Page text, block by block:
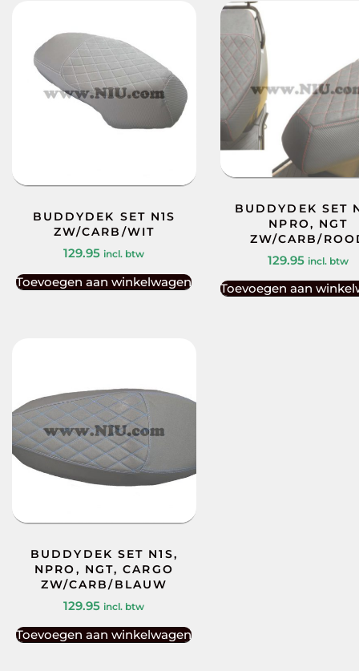
BUDDYDEK SET N1S
ZW/CARB/WIT
129.95 incl. btw
Toevoegen aan winkelwagen
BUDDYDEK SET
NPRO, NGT
ZW/CARB/
129.95 incl. btw
Toevoegen aan
BUDDYDEK SET N1S,
NPRO, NGT, CARGO
ZW/CARB/BLAUW
129.95 incl. btw
Toevoegen aan winkelwagen